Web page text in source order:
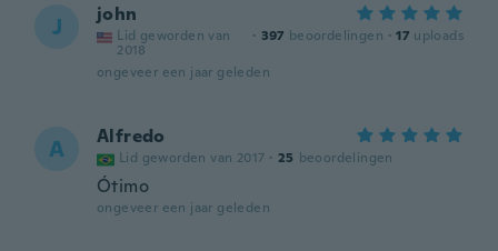
J john
Lid geworden van
2018
· 397 beoordelingen · 17 uploads
ongeveer een jaar geleden
A Alfredo
Lid geworden van 2017 · 25 beoordelingen
Ótimo
ongeveer een jaar geleden